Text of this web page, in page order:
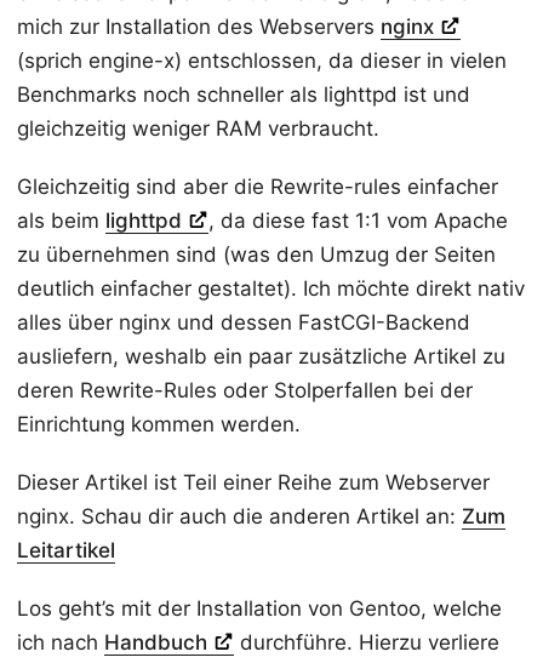
mich zur Installation des Webservers nginx
(sprich engine-x) entschlossen, da dieser in vielen
Benchmarks noch schneller als lighttpd ist und
gleichzeitig weniger RAM verbraucht.
Gleichzeitig sind aber die Rewrite-rules einfacher
als beim lighttpd
, da diese fast 1:1 vom Apache
zu übernehmen sind (was den Umzug der Seiten
deutlich einfacher gestaltet). Ich möchte direkt nativ
alles über nginx und dessen FastCGI-Backend
ausliefern, weshalb ein paar zusätzliche Artikel zu
deren Rewrite-Rules oder Stolperfallen bei der
Einrichtung kommen werden.
Dieser Artikel ist Teil einer Reihe zum Webserver
nginx. Schau dir auch die anderen Artikel an: Zum
Leitartikel
Los geht’s mit der Installation von Gentoo, welche
ich nach Handbuch
durchführe. Hierzu verliere